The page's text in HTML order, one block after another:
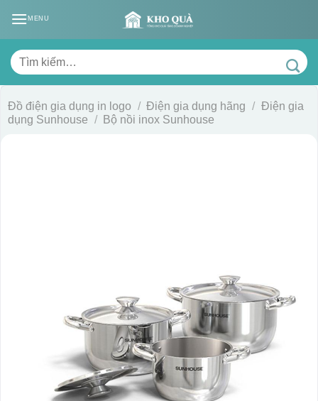
MENU
Tìm
kiếm:
Đồ điện gia dụng in logo / Điện gia dụng hãng / Điện gia
dụng Sunhouse / Bộ nồi inox Sunhouse